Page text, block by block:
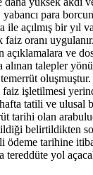
yabancı para
ile açılmış bir yıl
oranı
açıklamalara ve
alınan talepler
işletilmesi
hafta tatili ve ulusal
tarihi olan
belirtildikten
ödeme tarihine
tereddüte yol